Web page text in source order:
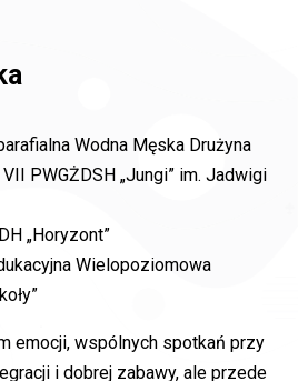
Wodna Męska Drużyna
PWGŻDSH „Jungi” im. Jadwigi
„Horyzont”
Wielopoziomowa
emocji, wspólnych spotkań przy
i dobrej zabawy, ale przede